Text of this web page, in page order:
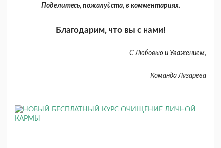
Поделитесь, пожалуйста, в комментариях.
Благодарим, что вы с нами!
С Любовью и Уважением,
Команда Лазарева